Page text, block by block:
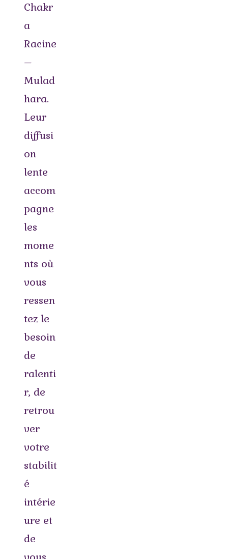
Chakr
a
Racine
–
Mulad
hara.
Leur
diffusi
on
lente
accom
pagne
les
mome
nts où
vous
ressen
tez le
besoin
de
ralenti
r, de
retrou
ver
votre
stabilit
é
intérie
ure et
de